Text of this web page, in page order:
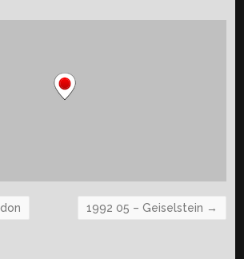
1992 05 – Geiselstein →